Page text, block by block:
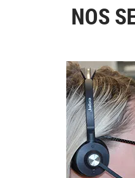
NOS